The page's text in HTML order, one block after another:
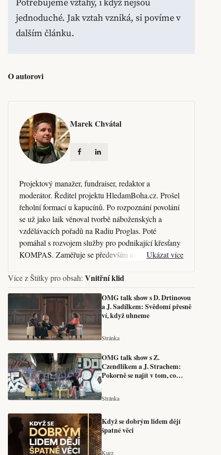
Potřebujeme vztahy, i když nejsou
jednoduché. Jak vztah vzniká, si povíme v
dalším článku.
O autorovi
Marek Chvátal
Projektový manažer, fundraiser, redaktor a
moderátor. Ředitel projektu HledamBoha.cz. Prošel
řeholní formací u kapucínů. Po rozpoznání povolání
se už jako laik věnoval tvorbě náboženských a
vzdělávacích pořadů na Radiu Proglas. Poté
pomáhal s rozvojem služby pro podnikající křesťany
KOMPAS. Zaměřuje se především na propojování
projekty.
Ukázat více
Více z Štítky pro obsah: Vnitřní klid
OMG talk show s D. Drtinovou
a J. Sadílkem: Svědomí přesně
ví, když uhneme
Stránka
OMG talk show s Z.
Czendlikem a J. Strachem:
Pokorně se najít v tom, co
umíme
Stránka
Když se dobrým lidem dějí
špatné věci
Kurz